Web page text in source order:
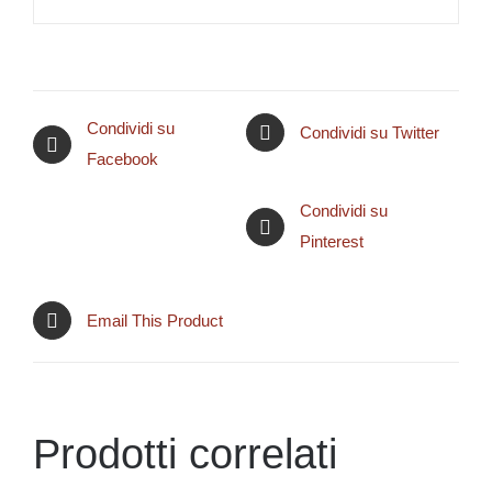
Condividi su
Facebook
Condividi su Twitter
Condividi su
Pinterest
Email This Product
Prodotti correlati